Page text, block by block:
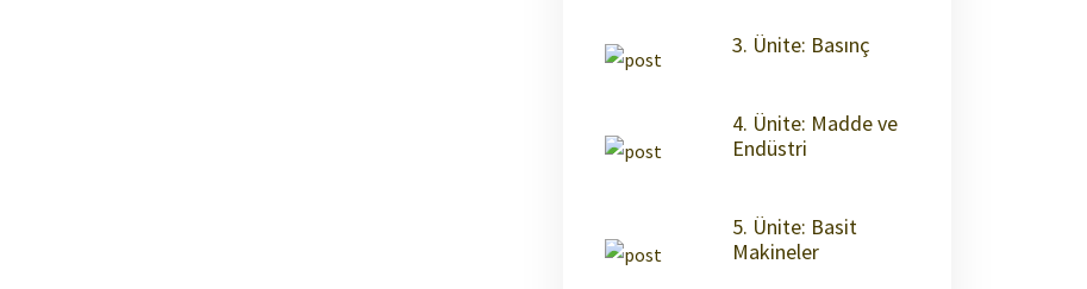
3. Ünite: Basınç
4. Ünite: Madde ve
Endüstri
5. Ünite: Basit
Makineler